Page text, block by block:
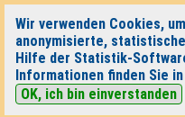
Wir verwenden Cookies,
anonymisierte,
Hilfe der Statistik-
Informationen finden Sie
OK, ich bin einverstanden